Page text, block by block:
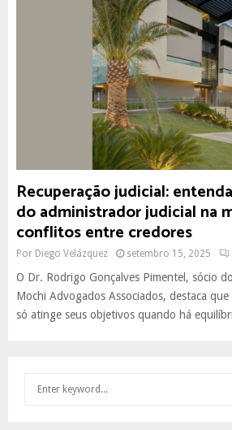
Recuperação judicial:
do administrador judicial na
conflitos entre credores
Por Diego Velázquez setembro 15, 2025
O Dr. Rodrigo Gonçalves Pimentel, sócio
Mochi Advogados Associados, destaca que
só atinge seus objetivos quando há